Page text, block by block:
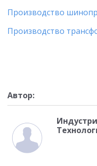
Производство
Производство
Автор: